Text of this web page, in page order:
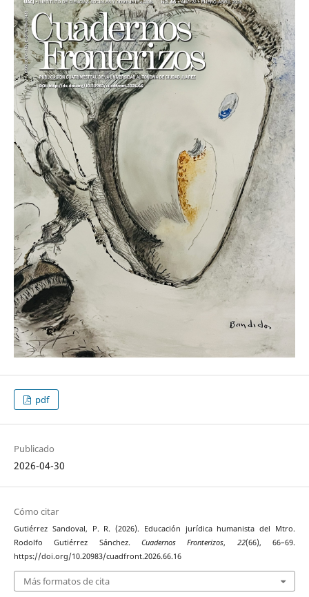
pdf
Publicado
2026-04-30
Cómo citar
Gutiérrez Sandoval, P. R. (2026). Educación jurídica humanista del Mtro.
Rodolfo Gutiérrez Sánchez. Cuadernos Fronterizos, 22(66), 66–69.
https://doi.org/10.20983/cuadfront.2026.66.16
Más formatos de cita